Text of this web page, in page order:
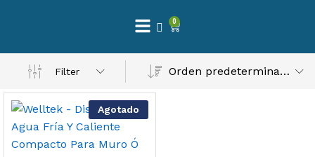
0
Filter Orden predeterminado
Agotado
– Máxima Calidad En Filtración
3,900.00
al carrito